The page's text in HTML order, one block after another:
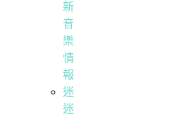
新
音
樂
情
報
迷
迷